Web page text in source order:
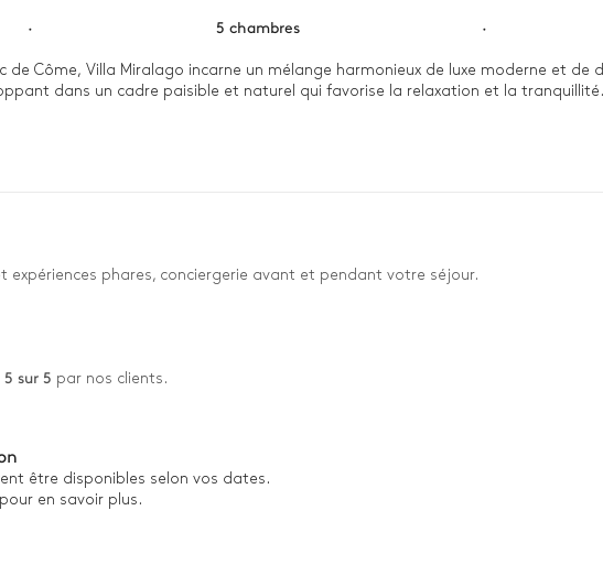
· 5 chambres ·
de Côme, Villa Miralago incarne un mélange harmonieux de luxe moderne et
dans un cadre paisible et naturel qui favorise la relaxation et la tranquillité.
relaxant dans l'espace bien-être, où la chaleur apaisante du jacuzzi et du
expériences phares, conciergerie avant et pendant votre séjour.
5 sur 5 par nos clients.
être disponibles selon vos dates.
en savoir plus.